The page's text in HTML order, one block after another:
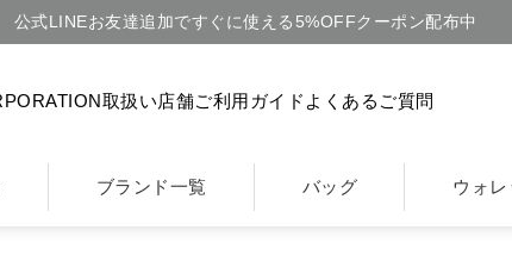
公式LINEお友達追加ですぐに使える5%OFFクーポン配布中
取扱い店舗ご利用ガイド よくあるご質問
ブランド一覧 バッグ ウォレ